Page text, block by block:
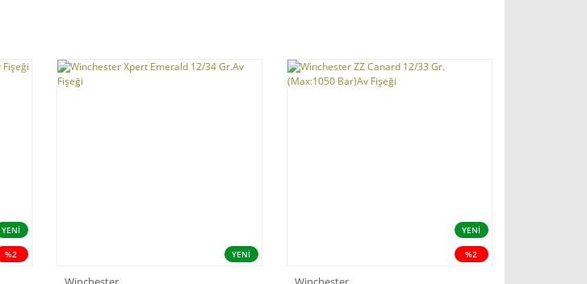
YENİ
%2 YENİ
YENİ
%2